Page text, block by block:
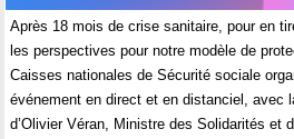
Après 18 mois de crise sanitaire, pour en
les perspectives pour notre modèle de
Caisses nationales de Sécurité sociale
événement en direct et en distanciel, avec
d’Olivier Véran, Ministre des Solidarités et